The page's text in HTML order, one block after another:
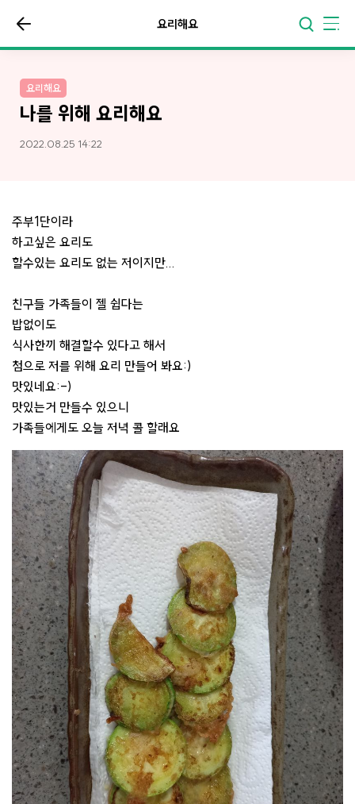
요리해요
요리해요
나를 위해 요리해요
2022.08.25 14:22
주부1단이라
하고싶은 요리도
할수있는 요리도 없는 저이지만...
친구들 가족들이 젤 쉽다는
밥없이도
식사한끼 해결할수 있다고 해서
첨으로 저를 위해 요리 만들어 봐요:)
맛있네요:-)
맛있는거 만들수 있으니
가족들에게도 오늘 저녁 콜 할래요